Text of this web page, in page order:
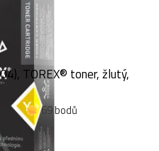
TOREX® toner, žlutý,
69 bodů